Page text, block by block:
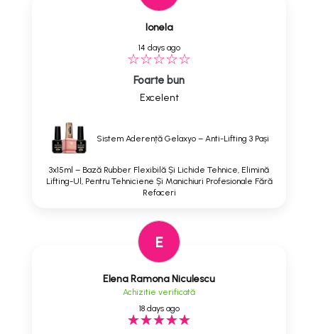
Ionela
14 days ago
Foarte bun
Excelent
Sistem Aderență Gelaxyo – Anti-Lifting 3 Pași
3x15ml – Bază Rubber Flexibilă Și Lichide Tehnice, Elimină
Lifting-Ul, Pentru Tehniciene Și Manichiuri Profesionale Fără
Refaceri
E
Elena Ramona Niculescu
Achizitie verificată
18 days ago